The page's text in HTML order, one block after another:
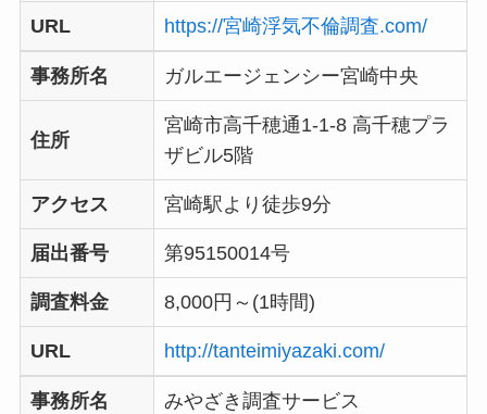
URL https://宮崎浮気不倫調査.com/
事務所名 ガルエージェンシー宮崎中央
住所
宮崎市高千穂通1-1-8 高千穂プラ
ザビル5階
アクセス 宮崎駅より徒歩9分
届出番号 第95150014号
調査料金 8,000円～(1時間)
URL http://tanteimiyazaki.com/
事務所名 みやざき調査サービス